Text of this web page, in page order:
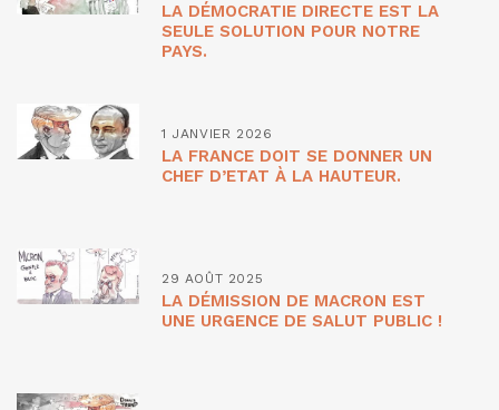
LA DÉMOCRATIE DIRECTE EST LA
SEULE SOLUTION POUR NOTRE
PAYS.
1 JANVIER 2026
LA FRANCE DOIT SE DONNER UN
CHEF D’ETAT À LA HAUTEUR.
29 AOÛT 2025
LA DÉMISSION DE MACRON EST
UNE URGENCE DE SALUT PUBLIC !